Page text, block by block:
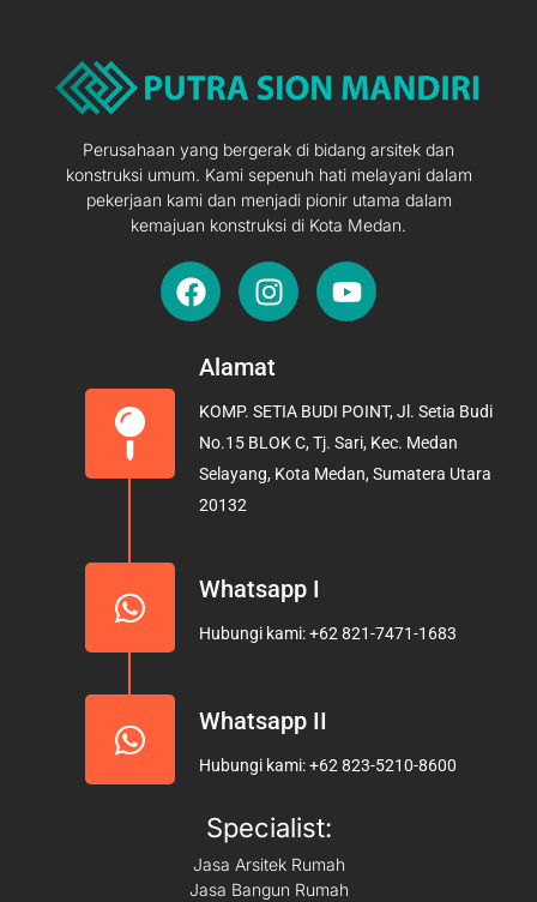
Perusahaan yang bergerak di bidang arsitek dan
konstruksi umum. Kami sepenuh hati melayani dalam
pekerjaan kami dan menjadi pionir utama dalam
kemajuan konstruksi di Kota Medan.
F
a
e
o
o
k
I
n
t
g
r
a
Y
o
b
e
Alamat
KOMP. SETIA BUDI POINT, Jl. Setia Budi
No.15 BLOK C, Tj. Sari, Kec. Medan
Selayang, Kota Medan, Sumatera Utara
20132
Whatsapp I
Hubungi kami: +62 821-7471-1683
Whatsapp II
Hubungi kami: +62 823-5210-8600
Specialist:
Jasa Arsitek Rumah
Jasa Bangun Rumah